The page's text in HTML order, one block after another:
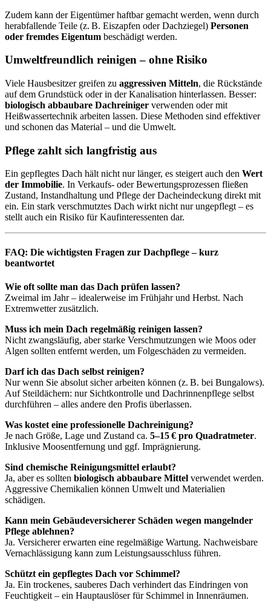
Zudem kann der Eigentümer haftbar gemacht werden, wenn durch
herabfallende Teile (z. B. Eiszapfen oder Dachziegel) Personen
oder fremdes Eigentum beschädigt werden.
Umweltfreundlich reinigen – ohne Risiko
Viele Hausbesitzer greifen zu aggressiven Mitteln, die Rückstände
auf dem Grundstück oder in der Kanalisation hinterlassen. Besser:
biologisch abbaubare Dachreiniger verwenden oder mit
Heißwassertechnik arbeiten lassen. Diese Methoden sind effektiver
und schonen das Material – und die Umwelt.
Pflege zahlt sich langfristig aus
Ein gepflegtes Dach hält nicht nur länger, es steigert auch den Wert
der Immobilie. In Verkaufs- oder Bewertungsprozessen fließen
Zustand, Instandhaltung und Pflege der Dacheindeckung direkt mit
ein. Ein stark verschmutztes Dach wirkt nicht nur ungepflegt – es
stellt auch ein Risiko für Kaufinteressenten dar.
FAQ: Die wichtigsten Fragen zur Dachpflege – kurz
beantwortet
Wie oft sollte man das Dach prüfen lassen?
Zweimal im Jahr – idealerweise im Frühjahr und Herbst. Nach
Extremwetter zusätzlich.
Muss ich mein Dach regelmäßig reinigen lassen?
Nicht zwangsläufig, aber starke Verschmutzungen wie Moos oder
Algen sollten entfernt werden, um Folgeschäden zu vermeiden.
Darf ich das Dach selbst reinigen?
Nur wenn Sie absolut sicher arbeiten können (z. B. bei Bungalows).
Auf Steildächern: nur Sichtkontrolle und Dachrinnenpflege selbst
durchführen – alles andere den Profis überlassen.
Was kostet eine professionelle Dachreinigung?
Je nach Größe, Lage und Zustand ca. 5–15 € pro Quadratmeter.
Inklusive Moosentfernung und ggf. Imprägnierung.
Sind chemische Reinigungsmittel erlaubt?
Ja, aber es sollten biologisch abbaubare Mittel verwendet werden.
Aggressive Chemikalien können Umwelt und Materialien
schädigen.
Kann mein Gebäudeversicherer Schäden wegen mangelnder
Pflege ablehnen?
Ja. Versicherer erwarten eine regelmäßige Wartung. Nachweisbare
Vernachlässigung kann zum Leistungsausschluss führen.
Schützt ein gepflegtes Dach vor Schimmel?
Ja. Ein trockenes, sauberes Dach verhindert das Eindringen von
Feuchtigkeit – ein Hauptauslöser für Schimmel in Innenräumen.